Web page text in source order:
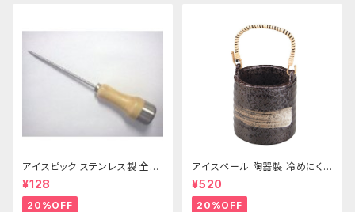
アイスピック ステンレス製 全長
215ｍｍ
¥128
20%OFF
アイスペール 陶器製 冷めにくい
二重構造 860ml
¥520
20%OFF